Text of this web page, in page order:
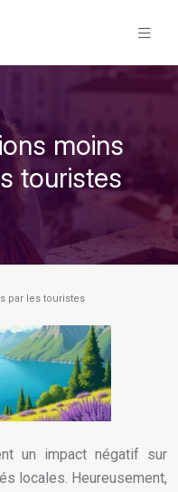
moins
touristes
par les touristes
un impact négatif sur
locales. Heureusement,